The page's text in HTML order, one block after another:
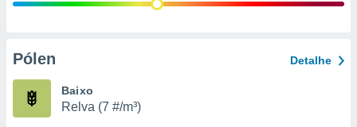
Pólen Detalhe
Baixo
Relva (7 #/m³)